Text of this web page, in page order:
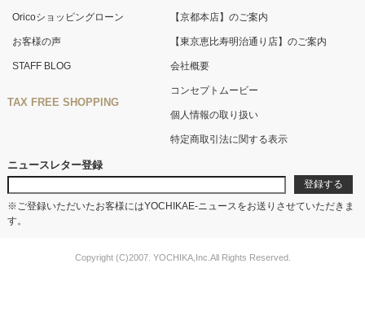
Oricoショッピングローン
お客様の声
STAFF BLOG
TAX FREE SHOPPING
【京都本店】のご案内
【東京恵比寿明治通り店】のご案内
会社概要
コンセプトムービー
個人情報の取り扱い
特定商取引法に関する表示
ニュースレター登録
※ご登録いただいたお客様にはYOCHIKAE-ニュースをお送りさせていただきま
す。
Copyright (C)2007. YOCHIKA,Inc.All Rights Reserved.